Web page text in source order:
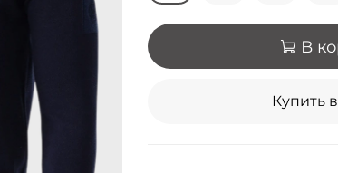
В
Купить